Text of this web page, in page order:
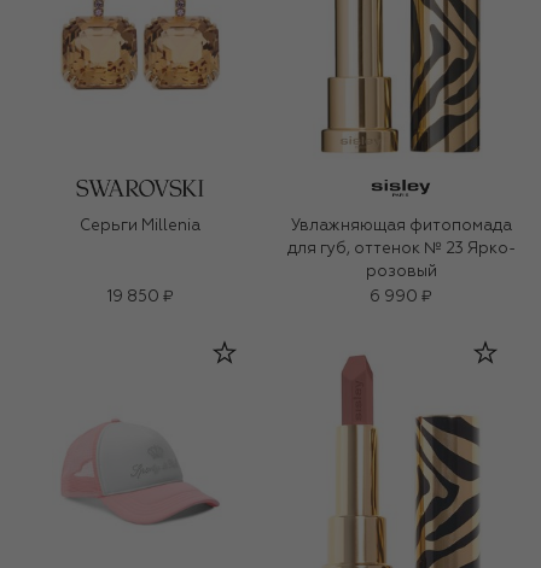
Серьги Millenia
19 850 ₽
Увлажняющая фитопомада
для губ, оттенок № 23 Ярко-
розовый
6 990 ₽